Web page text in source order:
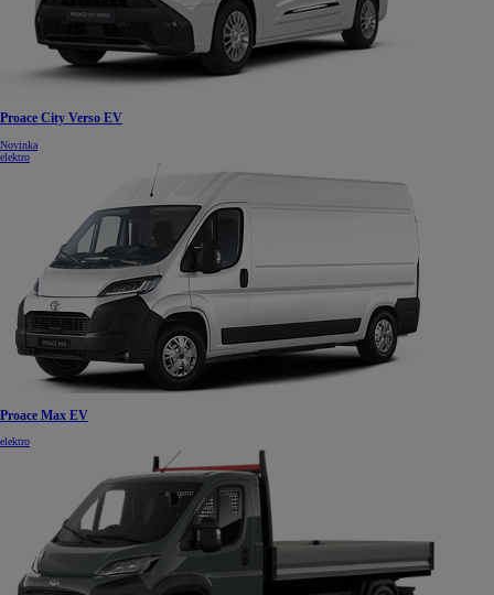
Proace City Verso EV
Novinka
elektro
Proace Max EV
elektro